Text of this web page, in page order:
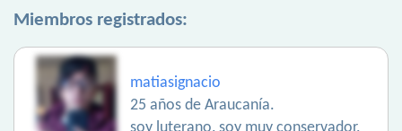
Miembros registrados:
matiasignacio
25 años de Araucanía.